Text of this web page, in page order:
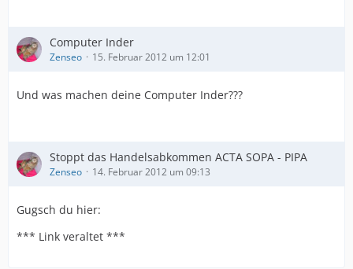
Computer Inder
Zenseo 15. Februar 2012 um 12:01
Und was machen deine Computer Inder???
Stoppt das Handelsabkommen ACTA SOPA - PIPA
Zenseo 14. Februar 2012 um 09:13
Gugsch du hier:
*** Link veraltet ***